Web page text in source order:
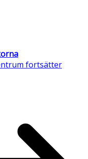
fortsätter